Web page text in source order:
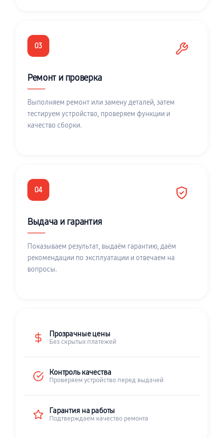
03
Ремонт и проверка
Выполняем ремонт или замену деталей, затем
тестируем устройство, проверяем функции и
качество сборки.
04
Выдача и гарантия
Показываем результат, выдаём гарантию, даём
рекомендации по эксплуатации и отвечаем на
вопросы.
Прозрачные цены
Без скрытых платежей
Контроль качества
Проверяем устройство перед выдачей
Гарантия на работы
Подтверждаем качество ремонта